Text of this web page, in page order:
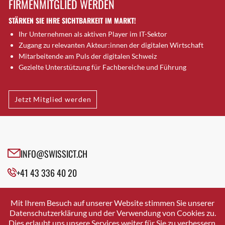
Brugg AG
Brütten
Bubendorf
Bubikon
Buchs (SG)
Bäretswil
Bülach
Cazis
Crissier
Davos Platz
Dierikon
Dietikon
FIRMENMITGLIED WERDEN
STÄRKEN SIE IHRE SICHTBARKEIT IM MARKT!
Ihr Unternehmen als aktiven Player im IT-Sektor
Zugang zu relevanten Akteur:innen der digitalen Wirtschaft
Mitarbeitende am Puls der digitalen Schweiz
Gezielte Unterstützung für Fachbereiche und Führung
Jetzt Mitglied werden
INFO@SWISSICT.CH
+41 43 336 40 20
SWISSICT
VULKANSTRASSE 120
8048 ZURICH
Mit Ihrem Besuch auf unserer Website stimmen Sie unserer
Datenschutzerklärung und der Verwendung von Cookies zu.
Dies erlaubt uns unsere Services weiter für Sie zu verbessern.